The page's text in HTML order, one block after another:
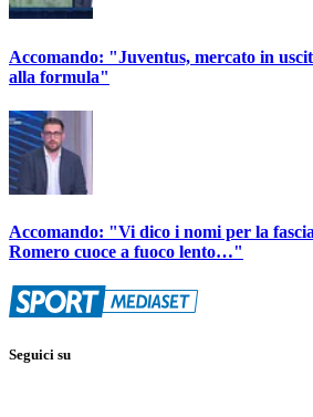
Accomando: "Juventus, mercato in
alla formula"
Accomando: "Vi dico i nomi per la
Romero cuoce a fuoco lento…"
Seguici su